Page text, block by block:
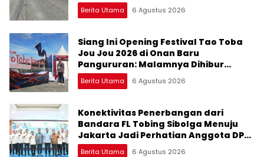
Berita Utama 6 Agustus 2026
Siang Ini Opening Festival Tao Toba
Jou Jou 2026 di Onan Baru
Pangururan: Malamnya Dihibur
Marsada Band
Berita Utama 6 Agustus 2026
Konektivitas Penerbangan dari
Bandara FL Tobing Sibolga Menuju
Jakarta Jadi Perhatian Anggota DPR
RI Muhammad Lokot Nasution
Berita Utama 6 Agustus 2026